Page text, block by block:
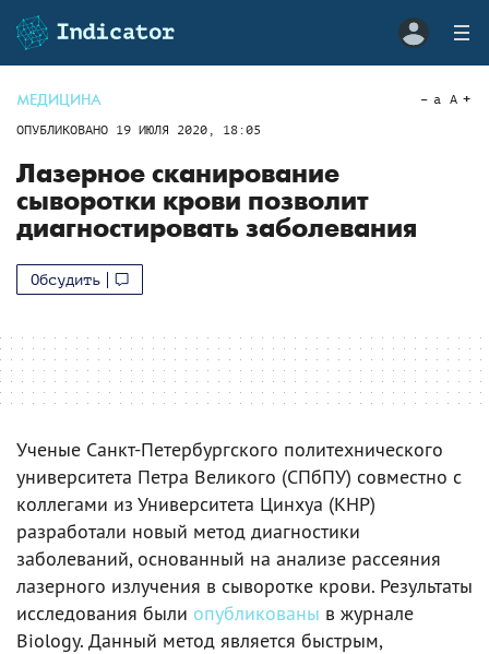
МЕДИЦИНА
ОПУБЛИКОВАНО 19 ИЮЛЯ 2020, 18:05
a A
Лазерное сканирование
сыворотки крови позволит
диагностировать заболевания
Обсудить
Ученые Санкт-Петербургского политехнического
университета Петра Великого (СПбПУ) совместно с
коллегами из Университета Цинхуа (КНР)
разработали новый метод диагностики
заболеваний, основанный на анализе рассеяния
лазерного излучения в сыворотке крови. Результаты
исследования были опубликованы в журнале
Biology. Данный метод является быстрым,